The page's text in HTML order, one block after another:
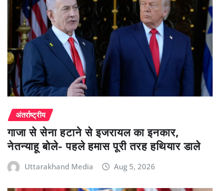
अंतर्राष्ट्रीय
गाजा से सेना हटाने से इजरायल का इनकार,
नेतन्याहू बोले- पहले हमास पूरी तरह हथियार डाले
Uttarakhand Media Aug 5, 2026